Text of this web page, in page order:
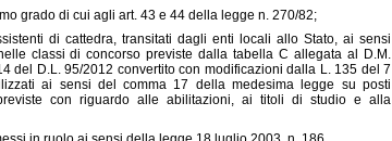
grado di cui agli art. 43 e 44 della legge n. 270/82;
di cattedra, transitati dagli enti locali allo Stato, ai sensi
classi di concorso previste dalla tabella C allegata al D.M.
del D.L. 95/2012 convertito con modificazioni dalla L. 135 del 7
ai sensi del comma 17 della medesima legge su posti
con riguardo alle abilitazioni, ai titoli di studio e alla